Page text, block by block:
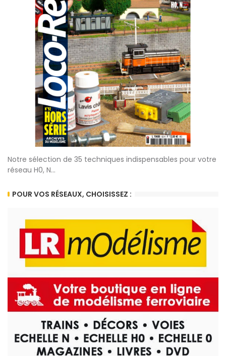
Notre sélection de 35 techniques indispensables pour votre
réseau H0, N...
POUR VOS RÉSEAUX, CHOISISSEZ :